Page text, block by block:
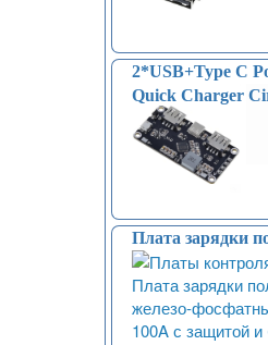
2*USB+Type C
Quick Charger
Плата зарядки